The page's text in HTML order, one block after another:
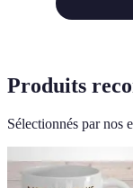
Produits
Sélectionnés par nos